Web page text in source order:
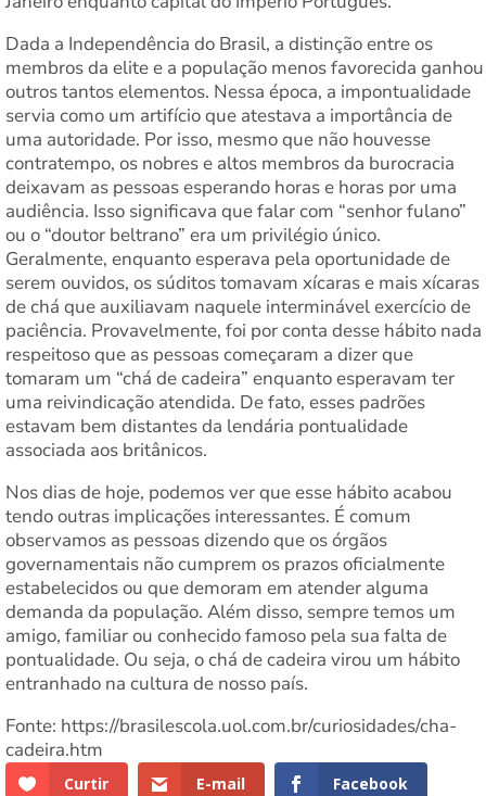
Dada a Independência do Brasil, a distinção entre os
membros da elite e a população menos favorecida ganhou
outros tantos elementos. Nessa época, a impontualidade
servia como um artifício que atestava a importância de
uma autoridade. Por isso, mesmo que não houvesse
contratempo, os nobres e altos membros da burocracia
deixavam as pessoas esperando horas e horas por uma
audiência. Isso significava que falar com “senhor fulano”
ou o “doutor beltrano” era um privilégio único.
Geralmente, enquanto esperava pela oportunidade de
serem ouvidos, os súditos tomavam xícaras e mais xícaras
de chá que auxiliavam naquele interminável exercício de
paciência. Provavelmente, foi por conta desse hábito nada
respeitoso que as pessoas começaram a dizer que
tomaram um “chá de cadeira” enquanto esperavam ter
uma reivindicação atendida. De fato, esses padrões
estavam bem distantes da lendária pontualidade
associada aos britânicos.
Nos dias de hoje, podemos ver que esse hábito acabou
tendo outras implicações interessantes. É comum
observamos as pessoas dizendo que os órgãos
governamentais não cumprem os prazos oficialmente
estabelecidos ou que demoram em atender alguma
demanda da população. Além disso, sempre temos um
amigo, familiar ou conhecido famoso pela sua falta de
pontualidade. Ou seja, o chá de cadeira virou um hábito
entranhado na cultura de nosso país.
Fonte: https://brasilescola.uol.com.br/curiosidades/cha-
cadeira.htm
Curtir E-mail Facebook